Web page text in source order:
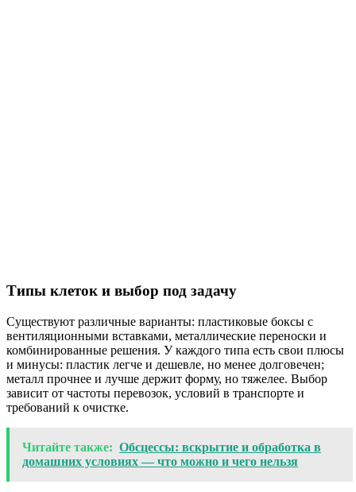
Типы клеток и выбор под задачу
Существуют различные варианты: пластиковые боксы с
вентиляционными вставками, металлические переноски и
комбинированные решения. У каждого типа есть свои плюсы
и минусы: пластик легче и дешевле, но менее долговечен;
металл прочнее и лучше держит форму, но тяжелее. Выбор
зависит от частоты перевозок, условий в транспорте и
требований к очистке.
Читайте также: Обсцессы: вскрытие и обработка в
домашних условиях — что можно и чего нельзя